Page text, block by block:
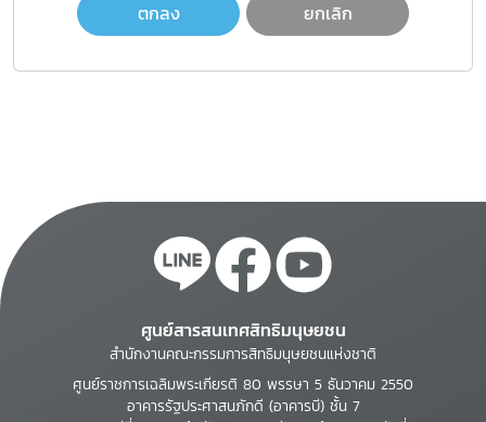
ตกลง ยกเลิก
ศูนย์สารสนเทศสิทธิมนุษยชน
สำนักงานคณะกรรมการสิทธิมนุษยชนแห่งชาติ
ศูนย์ราชการเฉลิมพระเกียรติ 80 พรรษา 5 ธันวาคม 2550
อาคารรัฐประศาสนภักดี (อาคารบี) ชั้น 7